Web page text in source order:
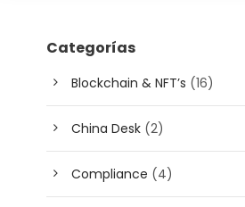
Categorías
Blockchain & NFT’s (16)
China Desk (2)
Compliance (4)